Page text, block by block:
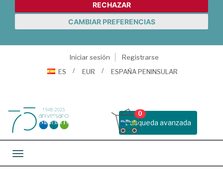
RECHAZAR
CAMBIAR PREFERENCIAS
Iniciar sesión
Registrarse
ES
EUR ESPAÑA PENINSULAR
Busqueda avanzada
0
Toggle navigation